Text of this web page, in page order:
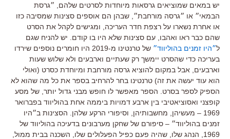
יש במאים שמוציאים גרסאות מיוחדות לסרטים שלהם
״גרסת
הבמאי״ או ״גרסה מורחבת״ שבהן הם אוספים סצינות שמסיבה כזו
או אחרת נשארו על רצפת חדר העריכה
ומגישים לקהל את הסרט
שהם כבר ראו ואהבו עם סצינות שלא היו בו קודם
יש להניח שגם
ל״היו זמנים בהוליווד״ של טרנטינו מ-2019
היו חומרים נוספים שירדו
בעריכה כדי שהסרט יימשך רק שעתיים וארבעים ולא שלוש שעות
וארבעים
אבל במקום להוציא גרסה מורחבת ומיוחדת כסרט (ואולי
הוא עוד יעשה את זה) טרנטינו בחר להרחיב בספר את כל מה שהוא לא
הספיק לספר בסרט
הספר מאפשר לו חופש מבני גדול יותר של מסע
קופצני ואסוציאטיבי בין ארבע דמויות ביממה אחת בהוליווד בפברואר
1969 –
מעשיהן מחשבותיהן וסיפורי הרקע שלהן
הסצינות ב״היו
זמנים בהוליווד״ – סיפורם של שחקן מערבונים בדעיכה בהוליווד של
1969,
הנהג שלו שהיה פעם כפיל הפעלולים שלו השכנה בבית ממול